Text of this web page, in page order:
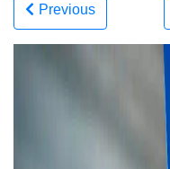
Previous